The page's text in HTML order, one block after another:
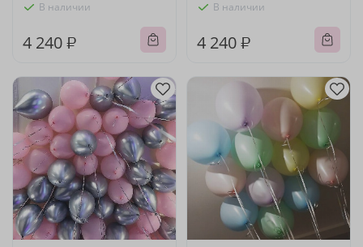
В наличии
4 240 ₽
В наличии
4 240 ₽